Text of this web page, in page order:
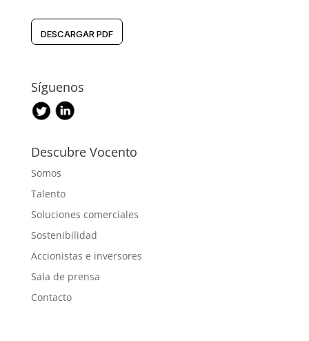
DESCARGAR PDF
Síguenos
Descubre Vocento
Somos
Talento
Soluciones comerciales
Sostenibilidad
Accionistas e inversores
Sala de prensa
Contacto